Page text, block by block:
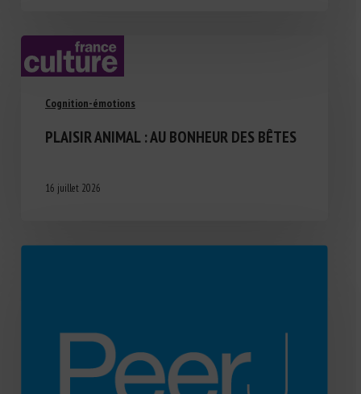
Cognition-émotions
PLAISIR ANIMAL : AU BONHEUR DES BÊTES
16 juillet 2026